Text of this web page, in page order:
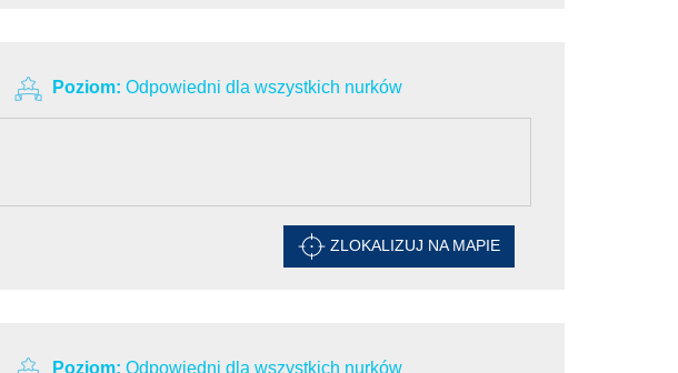
Poziom: Odpowiedni dla wszystkich nurków
ZLOKALIZUJ NA MAPIE
Poziom: Odpowiedni dla wszystkich nurków